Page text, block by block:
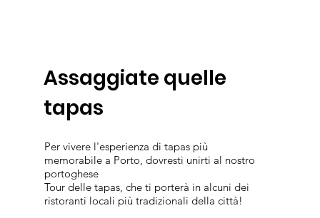
Assaggiate quelle
tapas
Per vivere l'esperienza di tapas più
memorabile a Porto, dovresti unirti al nostro
portoghese
Tour delle tapas, che ti porterà in alcuni dei
ristoranti locali più tradizionali della città!